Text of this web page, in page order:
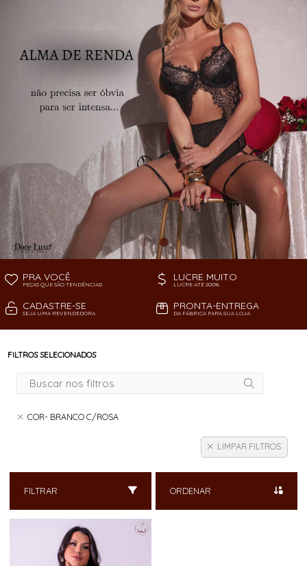
TODOS DE PEÇAS AVULSAS
PRA VOCÊ
PEÇAS QUE SÃO TENDÊNCIAS!
LUCRE MUITO
LUCRE ATÉ 200%
CADASTRE-SE
SEJA UMA REVENDEDORA
PRONTA-ENTREGA
DA FÁBRICA PARA SUA LOJA
FILTROS SELECIONADOS
COR- BRANCO C/ROSA
LIMPAR FILTROS
FILTRAR ORDENAR